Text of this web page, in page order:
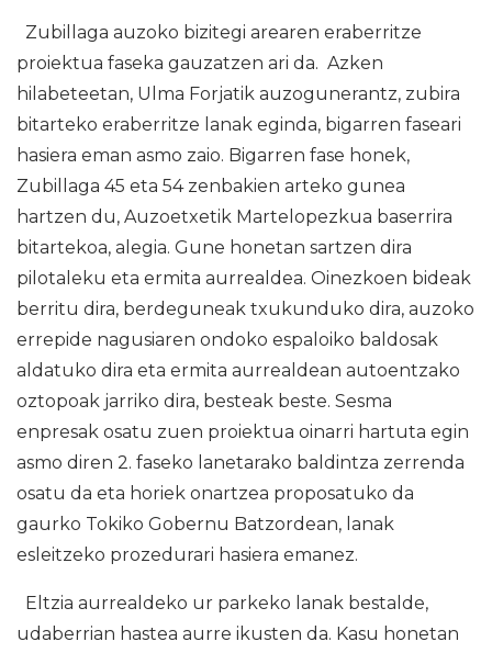
Zubillaga auzoko bizitegi arearen eraberritze
proiektua faseka gauzatzen ari da. Azken
hilabeteetan, Ulma Forjatik auzogunerantz, zubira
bitarteko eraberritze lanak eginda, bigarren faseari
hasiera eman asmo zaio. Bigarren fase honek,
Zubillaga 45 eta 54 zenbakien arteko gunea
hartzen du, Auzoetxetik Martelopezkua baserrira
bitartekoa, alegia. Gune honetan sartzen dira
pilotaleku eta ermita aurrealdea. Oinezkoen bideak
berritu dira, berdeguneak txukunduko dira, auzoko
errepide nagusiaren ondoko espaloiko baldosak
aldatuko dira eta ermita aurrealdean autoentzako
oztopoak jarriko dira, besteak beste. Sesma
enpresak osatu zuen proiektua oinarri hartuta egin
asmo diren 2. faseko lanetarako baldintza zerrenda
osatu da eta horiek onartzea proposatuko da
gaurko Tokiko Gobernu Batzordean, lanak
esleitzeko prozedurari hasiera emanez.
Eltzia aurrealdeko ur parkeko lanak bestalde,
udaberrian hastea aurre ikusten da. Kasu honetan